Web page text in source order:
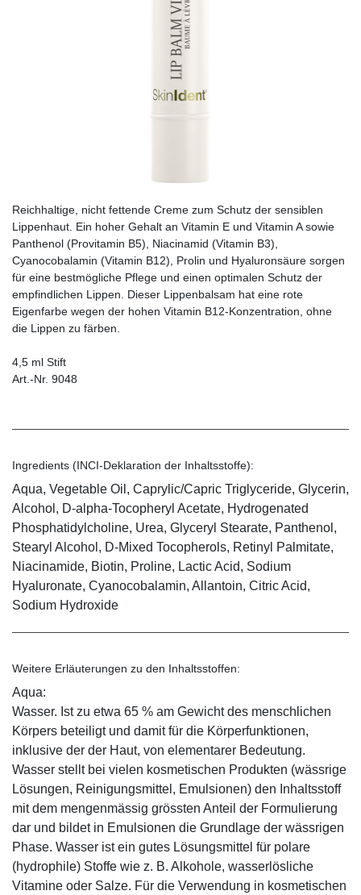
Reichhaltige, nicht fettende Creme zum Schutz der sensiblen
Lippenhaut. Ein hoher Gehalt an Vitamin E und Vitamin A sowie
Panthenol (Provitamin B5), Niacinamid (Vitamin B3),
Cyanocobalamin (Vitamin B12), Prolin und Hyaluronsäure sorgen
für eine bestmögliche Pflege und einen optimalen Schutz der
empfindlichen Lippen. Dieser Lippenbalsam hat eine rote
Eigenfarbe wegen der hohen Vitamin B12-Konzentration, ohne
die Lippen zu färben.
4,5 ml Stift
Art.-Nr. 9048
Ingredients (INCI-Deklaration der Inhaltsstoffe):
Aqua, Vegetable Oil, Caprylic/Capric Triglyceride, Glycerin,
Alcohol, D-alpha-Tocopheryl Acetate, Hydrogenated
Phosphatidylcholine, Urea, Glyceryl Stearate, Panthenol,
Stearyl Alcohol, D-Mixed Tocopherols, Retinyl Palmitate,
Niacinamide, Biotin, Proline, Lactic Acid, Sodium
Hyaluronate, Cyanocobalamin, Allantoin, Citric Acid,
Sodium Hydroxide
Weitere Erläuterungen zu den Inhaltsstoffen:
Aqua:
Wasser. Ist zu etwa 65 % am Gewicht des menschlichen
Körpers beteiligt und damit für die Körperfunktionen,
inklusive der der Haut, von elementarer Bedeutung.
Wasser stellt bei vielen kosmetischen Produkten (wässrige
Lösungen, Reinigungsmittel, Emulsionen) den Inhaltsstoff
mit dem mengenmässig grössten Anteil der Formulierung
dar und bildet in Emulsionen die Grundlage der wässrigen
Phase. Wasser ist ein gutes Lösungsmittel für polare
(hydrophile) Stoffe wie z. B. Alkohole, wasserlösliche
Vitamine oder Salze. Für die Verwendung in kosmetischen